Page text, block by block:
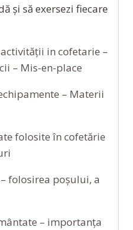
și să exersezi fiecare
in cofetarie –
– Mis-en-place
– Materii
folosite în cofetărie
folosirea poșului, a
– importanța